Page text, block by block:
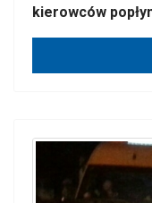
kierowców